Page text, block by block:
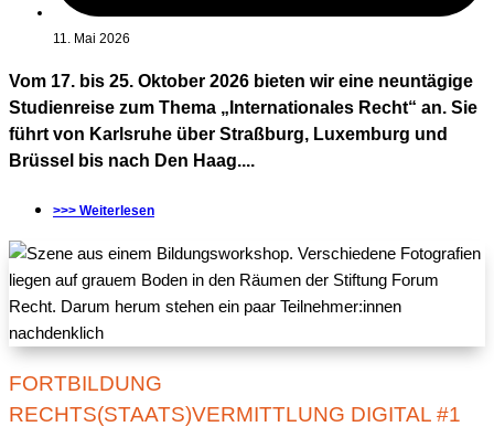
11. Mai 2026
Vom 17. bis 25. Oktober 2026 bieten wir eine neuntägige
Studienreise zum Thema „Internationales Recht“ an. Sie
führt von Karlsruhe über Straßburg, Luxemburg und
Brüssel bis nach Den Haag....
>>> Weiterlesen
FORTBILDUNG
RECHTS(STAATS)VERMITTLUNG DIGITAL #1